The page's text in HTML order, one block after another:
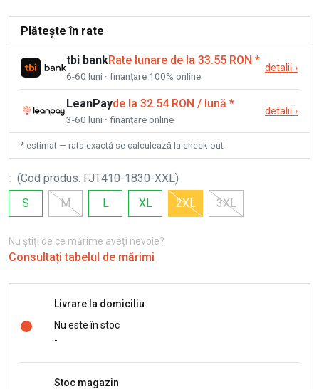
Plătește în rate
tbi bankRate lunare de la 33.55 RON *
6-60 luni · finanțare 100% online
detalii ›
LeanPayde la 32.54 RON / lună *
3-60 luni · finanțare online
detalii ›
* estimat — rata exactă se calculează la check-out
: (Cod produs: FJT410-1830-XXL)
S
M L XL 2XL 3XL
Nu știți de ce mărime aveți nevoie?
Consultați tabelul de mărimi
Livrare la domiciliu
Nu este în stoc
-
Stoc magazin